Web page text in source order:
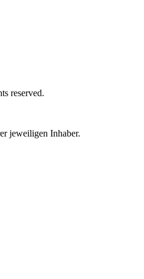
reserved.
jeweiligen Inhaber.